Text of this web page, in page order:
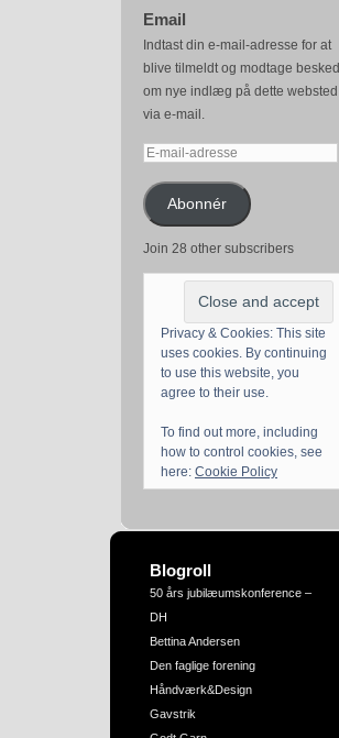
Email
Indtast din e-mail-adresse for at
blive tilmeldt og modtage besked
om nye indlæg på dette websted
via e-mail.
E-
adresseAbonnér
Join 28 other subscribers
Privacy & Cookies: This site
uses cookies. By continuing
to use this website, you
agree to their use.
To find out more, including
how to control cookies, see
here: Cookie Policy
Blogroll
50 års jubilæumskonference –
DH
Bettina Andersen
Den faglige forening
Håndværk&Design
Gavstrik